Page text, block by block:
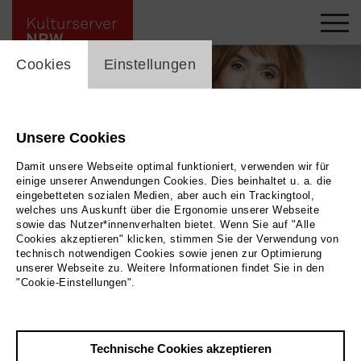
Christin Nichols © Bella Lieberberg
Übersicht
cookie_layer
Cookies Einstellungen
Unsere Cookies
Damit unsere Webseite optimal funktioniert, verwenden wir für
einige unserer Anwendungen Cookies. Dies beinhaltet u. a. die
eingebetteten sozialen Medien, aber auch ein Trackingtool,
welches uns Auskunft über die Ergonomie unserer Webseite
sowie das Nutzer*innenverhalten bietet. Wenn Sie auf "Alle
Cookies akzeptieren" klicken, stimmen Sie der Verwendung von
technisch notwendigen Cookies sowie jenen zur Optimierung
unserer Webseite zu. Weitere Informationen findet Sie in den
"Cookie-Einstellungen".
Technische Cookies akzeptieren